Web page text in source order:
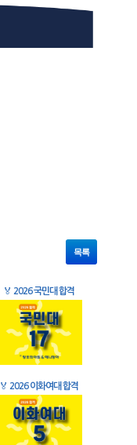
목록
🏅 2026 국민대 합격
🏅 2026 이화여대 합격